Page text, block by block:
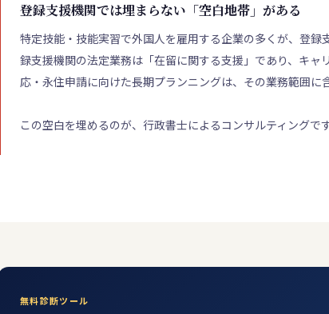
登録支援機関では埋まらない「空白地帯」がある
特定技能・技能実習で外国人を雇用する企業の多くが、登
録支援機関の法定業務は「在留に関する支援」であり、キ
応・永住申請に向けた長期プランニングは、その業務範囲に
この空白を埋めるのが、行政書士によるコンサルティングです
無料診断ツール